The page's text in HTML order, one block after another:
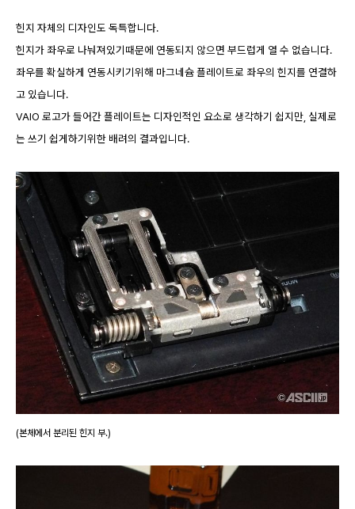
힌지 자체의 디자인도 독특합니다.
힌지가 좌우로 나눠져있기때문에 연동되지 않으면 부드럽게 열 수 없습니다.
좌우를 확실하게 연동시키기위해 마그네슘 플레이트로 좌우의 힌지를 연결하
고 있습니다.
VAIO 로고가 들어간 플레이트는 디자인적인 요소로 생각하기 쉽지만, 실제로
는 쓰기 쉽게하기위한 배려의 결과입니다.
(본체에서 분리된 힌지 부.)